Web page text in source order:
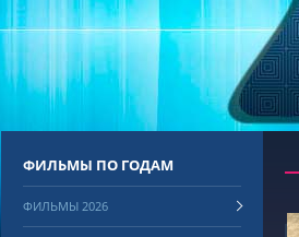
ФИЛЬМЫ ПО ГОДАМ
ФИЛЬМЫ 2026